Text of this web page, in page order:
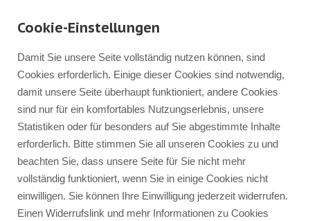
WIR ERHALTEN DAS 4-
STERNE-
MEISTERHAFT-SIEGEL
2025
Cookie-Einstellungen
Damit Sie unsere Seite vollständig nutzen können, sind
Cookies erforderlich. Einige dieser Cookies sind notwendig,
damit unsere Seite überhaupt funktioniert, andere Cookies
sind nur für ein komfortables Nutzungserlebnis, unsere
Statistiken oder für besonders auf Sie abgestimmte Inhalte
erforderlich. Bitte stimmen Sie all unseren Cookies zu und
beachten Sie, dass unsere Seite für Sie nicht mehr
vollständig funktioniert, wenn Sie in einige Cookies nicht
einwilligen. Sie können Ihre Einwilligung jederzeit widerrufen.
Einen Widerrufslink und mehr Informationen zu Cookies